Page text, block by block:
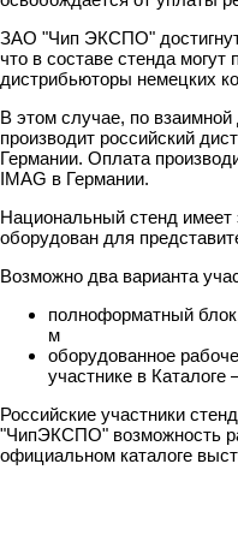
ЗАО "Чип ЭКСПО"
что в составе стенда могут
дистрибьюторы немецких
В этом случае, по взаимной
производит российский
Германии. Оплата
IMAG в Германии.
Национальный стенд
оборудован для
Возможно два варианта
полноформатный
м
оборудованное
участнике в
Российские участники
"ЧипЭКСПО" возможность
официальном каталоге